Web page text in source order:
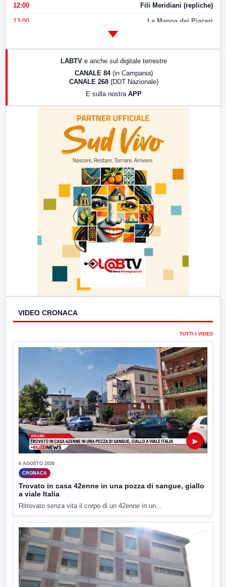
12:00 Fili Meridiani (repliche)
13:00 La Mappa dei Piaceri
LABTV e anche sul digitale terrestre
CANALE 84 (in Campania)
CANALE 268 (DDT Nazionale)
E sulla nostra APP
VIDEO CRONACA
TUTTI I VIDEO
▶
6 AGOSTO 2026
CRONACA
Trovato in casa 42enne in una pozza di sangue, giallo
a viale Italia
Ritrovato senza vita il corpo di un 42enne in un...